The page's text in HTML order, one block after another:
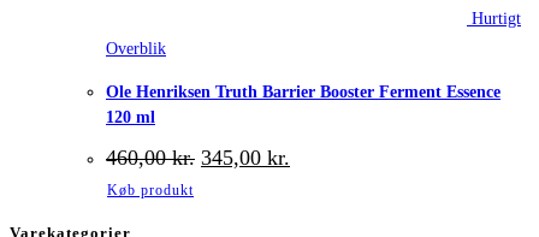
Hurtigt
Overblik
Ole Henriksen Truth Barrier Booster Ferment Essence
120 ml
460,00kr. Den
oprindelige
345,00 kr.
aktuelle
Køb produkt
Varekategorier